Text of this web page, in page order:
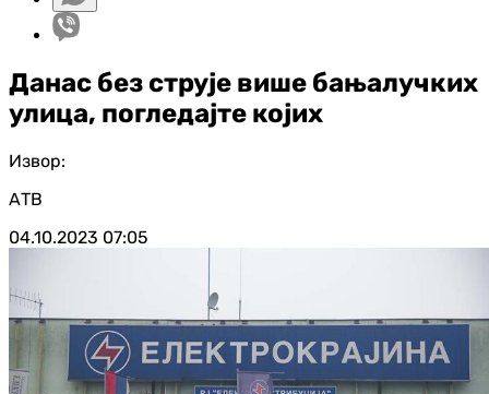
Данас без струје више бањалучких
улица, погледајте којих
Извор:
АТВ
04.10.2023 07:05